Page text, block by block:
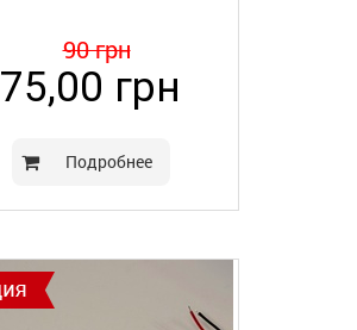
90 грн
75,00 грн
Подробнее